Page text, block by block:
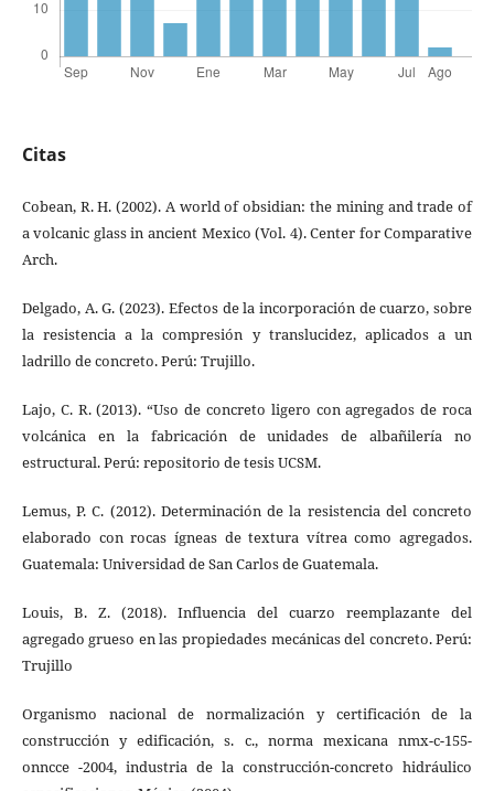
Citas
Cobean, R. H. (2002). A world of obsidian: the mining and trade of
a volcanic glass in ancient Mexico (Vol. 4). Center for Comparative
Arch.
Delgado, A. G. (2023). Efectos de la incorporación de cuarzo, sobre
la resistencia a la compresión y translucidez, aplicados a un
ladrillo de concreto. Perú: Trujillo.
Lajo, C. R. (2013). “Uso de concreto ligero con agregados de roca
volcánica en la fabricación de unidades de albañilería no
estructural. Perú: repositorio de tesis UCSM.
Lemus, P. C. (2012). Determinación de la resistencia del concreto
elaborado con rocas ígneas de textura vítrea como agregados.
Guatemala: Universidad de San Carlos de Guatemala.
Louis, B. Z. (2018). Influencia del cuarzo reemplazante del
agregado grueso en las propiedades mecánicas del concreto. Perú:
Trujillo
Organismo nacional de normalización y certificación de la
construcción y edificación, s. c., norma mexicana nmx-c-155-
onncce -2004, industria de la construcción-concreto hidráulico